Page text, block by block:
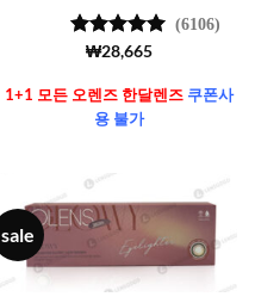
5 중에서
가됨
(6106)
₩28,665
1+1 모든 오렌즈 한달렌즈쿠폰사
용 불가
sale